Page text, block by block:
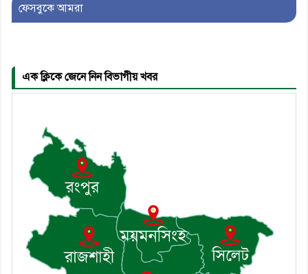
৫। মেঘনা উপজেলা বিএনপির নতুন
৬। জেলা পুলিশ সুপার থেকে সম্মাননা
৭। দাউদকান্দিতে উপজেলা আইন-
শৃঙ্খলা কমিটির মাসিক সভা অনুষ্ঠিত
৮। দাউদকান্দিতে মুচি সম্প্রদায়ের
খোঁজখবর নিলেন ড. খন্দকার মারুফ
হোসেন
ফেসবুকে আমরা
এক ক্লিকে জেনে নিন বিভাগীয় খবর